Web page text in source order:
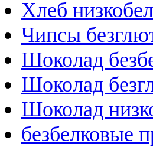
Хлеб
Чипсы
Шоколад
Шоколад
Шоколад
безбелковые